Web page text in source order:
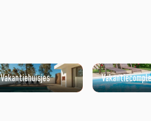
Vakantiehuisjes